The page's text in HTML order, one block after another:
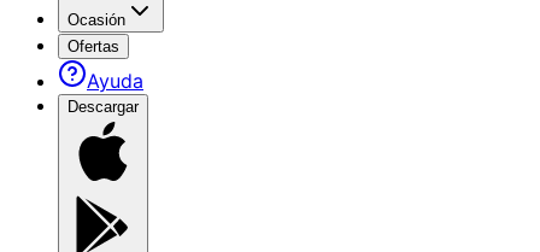
Ocasión
Ofertas
Ayuda
Descargar